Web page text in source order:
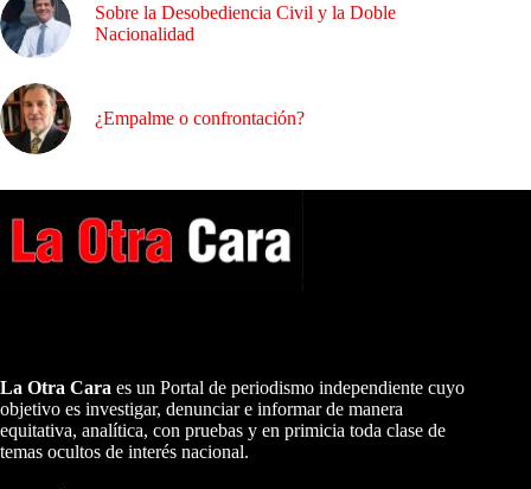
Sobre la Desobediencia Civil y la Doble
Nacionalidad
¿Empalme o confrontación?
La Otra Cara es un Portal de periodismo independiente cuyo
objetivo es investigar, denunciar e informar de manera
equitativa, analítica, con pruebas y en primicia toda clase de
temas ocultos de interés nacional.